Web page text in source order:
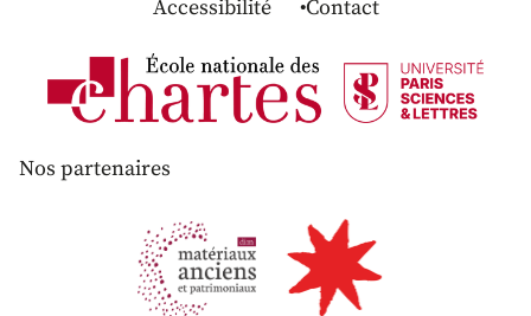
Accessibilité
Contact
Nos partenaires